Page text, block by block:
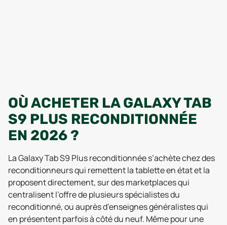
OÙ ACHETER LA GALAXY TAB
S9 PLUS RECONDITIONNÉE
EN 2026 ?
La Galaxy Tab S9 Plus reconditionnée s’achète chez des
reconditionneurs qui remettent la tablette en état et la
proposent directement, sur des marketplaces qui
centralisent l’offre de plusieurs spécialistes du
reconditionné, ou auprès d’enseignes généralistes qui
en présentent parfois à côté du neuf. Même pour une